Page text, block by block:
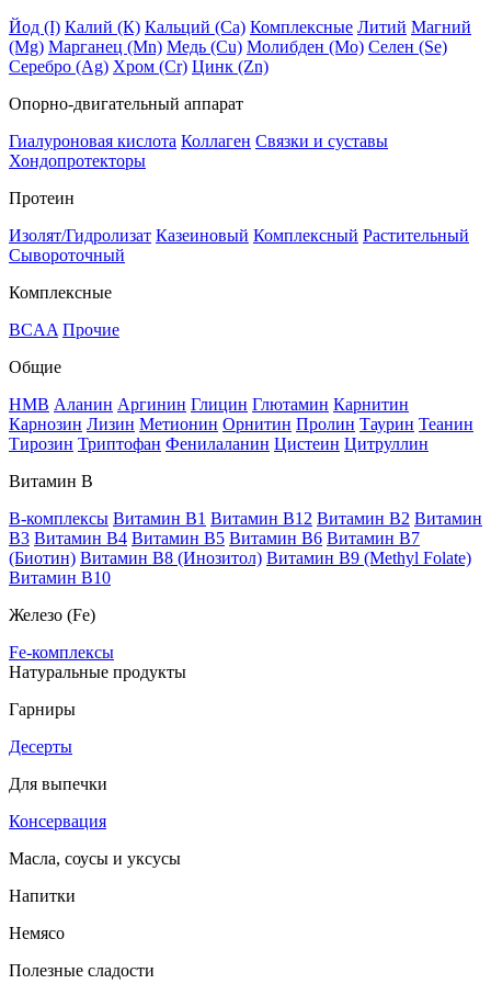
Йод (I) Калий (К) Кальций (Са) Комплексные Литий Магний
(Mg) Марганец (Mn) Медь (Сu) Молибден (Мо) Селен (Se)
Серебро (Ag) Хром (Cr) Цинк (Zn)
Опорно-двигательный аппарат
Гиалуроновая кислота Коллаген Связки и суставы
Хондопротекторы
Протеин
Изолят/Гидролизат Казеиновый Комплексный Растительный
Сывороточный
Комплексные
BCAA Прочие
Общие
HMB Аланин Аргинин Глицин Глютамин Карнитин
Карнозин Лизин Метионин Орнитин Пролин Таурин Теанин
Тирозин Триптофан Фенилаланин Цистеин Цитруллин
Витамин В
B-комплексы Витамин B1 Витамин B12 Витамин B2 Витамин
B3 Витамин B4 Витамин B5 Витамин B6 Витамин B7
(Биотин) Витамин B8 (Инозитол) Витамин B9 (Methyl Folate)
Витамин В10
Железо (Fe)
Fe-комплексы
Натуральные продукты
Гарниры
Десерты
Для выпечки
Консервация
Масла, соусы и уксусы
Напитки
Немясо
Полезные сладости